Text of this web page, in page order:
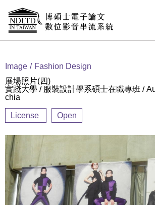
Image
Fashion Design
展場照片(四)
實踐大學 / 服裝設計學系碩士在職專班 /
chia
License Open